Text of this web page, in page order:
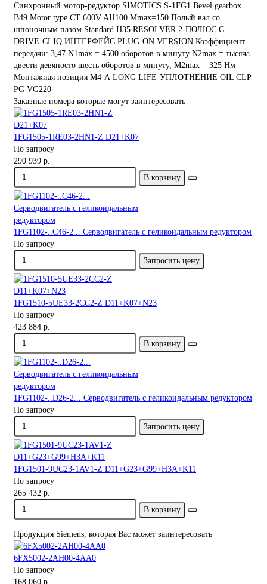
Синхронный мотор-редуктор SIMOTICS S-1FG1 Bevel gearbox
B49 Motor type CT 600V AH100 Mmax=150 Полый вал со
шпоночным пазом Standard H35 RESOLVER 2-ПОЛЮС С
DRIVE-CLIQ ИНТЕРФЕЙС PLUG-ON VERSION Коэффициент
передачи: 3,47 N1max = 4500 оборотов в минуту N2max = тысяча
двести девяносто шесть оборотов в минуту, M2max = 325 Нм
Монтажная позиция M4-А LONG LIFE-УПЛОТНЕНИЕ OIL CLP
PG VG220
Заказные номера которые могут заинтересовать
1FG1505-1RE03-2HN1-Z D21+K07
По запросу
290 939 р.
В корзину
1FG1102-..C46-2... Серводвигатель с геликоидальным редуктором
По запросу
Запросить цену
1FG1510-5UE33-2CC2-Z D11+K07+N23
По запросу
423 884 р.
В корзину
1FG1102-..D26-2... Серводвигатель с геликоидальным редуктором
По запросу
Запросить цену
1FG1501-9UC23-1AV1-Z D11+G23+G99+H3A+K11
По запросу
265 432 р.
В корзину
Продукция Siemens, которая Вас может заинтересовать
6FX5002-2AH00-4AA0
По запросу
168 060 р.